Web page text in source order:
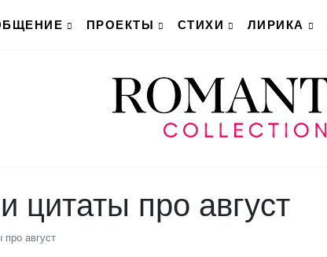
ПРОЕКТЫ СТИХИ ЛИРИКА
цитаты про август
про август